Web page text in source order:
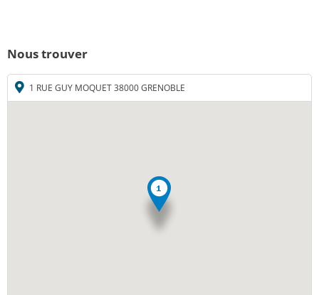
Nous trouver
1 RUE GUY MOQUET 38000 GRENOBLE